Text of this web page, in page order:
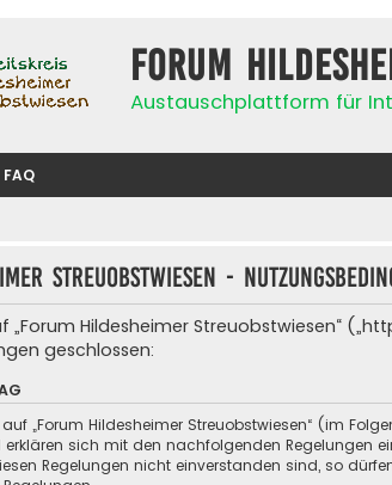
Forum
Austauschplattform für
FAQ
Streuobstwiesen -
„Forum Hildesheimer Streuobstwiesen“
geschlossen:
„Forum Hildesheimer Streuobstwiesen“ (im
erklären sich mit den nachfolgenden Regelungen
Regelungen nicht einverstanden sind, so